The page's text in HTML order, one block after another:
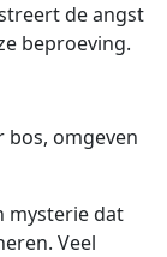
de angst
beproeving.
mysterie dat
Veel